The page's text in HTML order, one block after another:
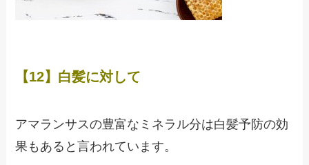
【12】白髪に対して
アマランサスの豊富なミネラル分は白髪予防の効
果もあると言われています。